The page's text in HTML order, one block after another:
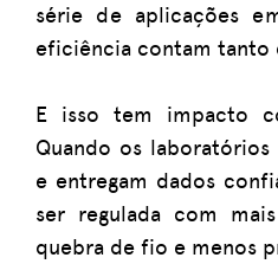
série de aplicações
eficiência contam tanto
E isso tem impacto
Quando os
e entregam dados
ser regulada com
quebra de fio e menos